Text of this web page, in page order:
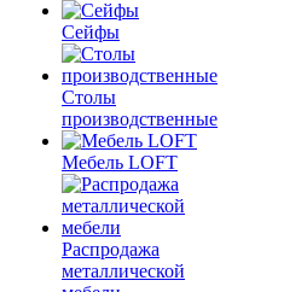
Сейфы
Столы
производственные
Мебель LOFT
Распродажа
металлической